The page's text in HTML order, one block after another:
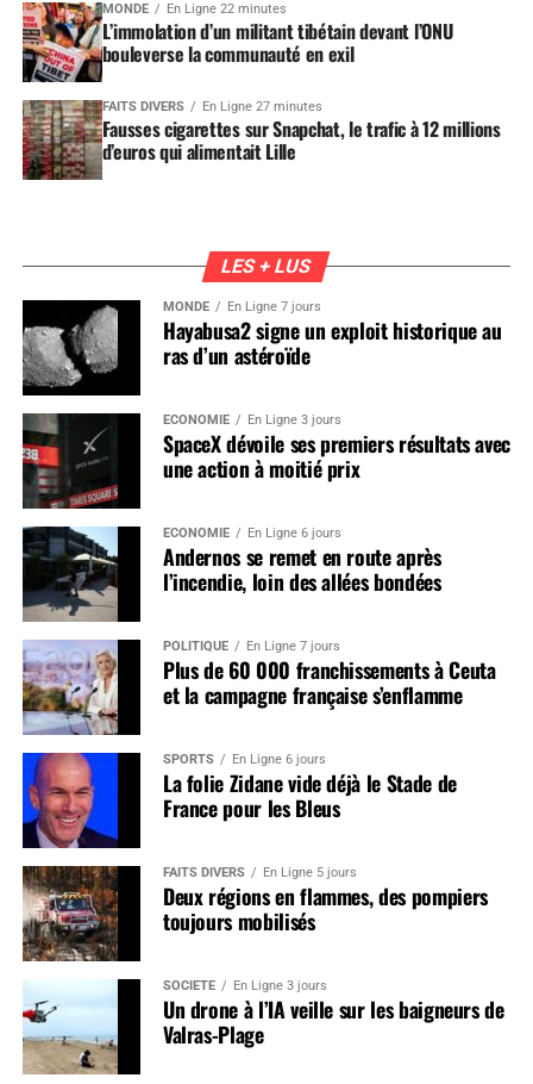
MONDE En Ligne 22 minutes
L’immolation d’un militant tibétain devant l’ONU
bouleverse la communauté en exil
FAITS DIVERS En Ligne 27 minutes
Fausses cigarettes sur Snapchat, le trafic à 12 millions
d’euros qui alimentait Lille
LES + LUS
MONDE En Ligne 7 jours
Hayabusa2 signe un exploit historique au
ras d’un astéroïde
ÉCONOMIE En Ligne 3 jours
SpaceX dévoile ses premiers résultats avec
une action à moitié prix
ÉCONOMIE En Ligne 6 jours
Andernos se remet en route après
l’incendie, loin des allées bondées
POLITIQUE En Ligne 7 jours
Plus de 60 000 franchissements à Ceuta
et la campagne française s’enflamme
SPORTS En Ligne 6 jours
La folie Zidane vide déjà le Stade de
France pour les Bleus
FAITS DIVERS En Ligne 5 jours
Deux régions en flammes, des pompiers
toujours mobilisés
SOCIÉTÉ En Ligne 3 jours
Un drone à l’IA veille sur les baigneurs de
Valras-Plage